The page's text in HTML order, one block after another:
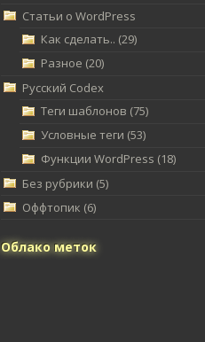
Статьи о WordPress
Как сделать.. (29)
Разное (20)
Русский Codex
Теги шаблонов (75)
Условные теги (53)
Функции WordPress (18)
Без рубрики (5)
Оффтопик (6)
Облако меток